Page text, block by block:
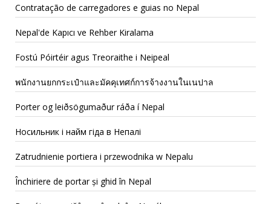
Contratação de carregadores e guias no Nepal
Nepal'de Kapıcı ve Rehber Kiralama
Fostú Póirtéir agus Treoraithe i Neipeal
พนักงานยกกระเป๋าและมัคคุเทศก์การจ้างงานในเนปาล
Porter og leiðsögumaður ráða í Nepal
Носильник і найм гіда в Непалі
Zatrudnienie portiera i przewodnika w Nepalu
Închiriere de portar și ghid în Nepal